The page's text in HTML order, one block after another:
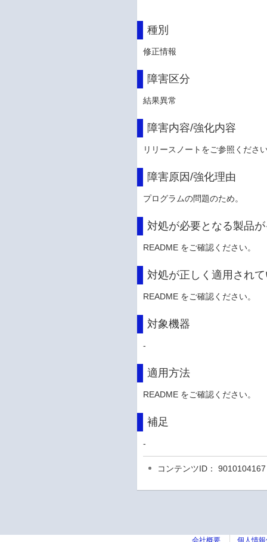
種別
修正情報
障害区分
結果異常
障害内容/強化内容
リリースノートをご参照くださ
障害原因/強化理由
プログラムの問題のため。
対処が必要となる製品
README をご確認ください。
対処が正しく適用され
README をご確認ください。
対象機器
-
適用方法
README をご確認ください。
補足
-
コンテンツID： 9010104167
会社概要 個人情